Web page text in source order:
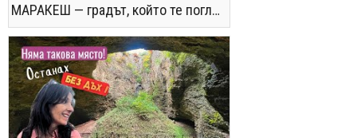
МАРАКЕШ — градът, който те поглъща без предупреждение